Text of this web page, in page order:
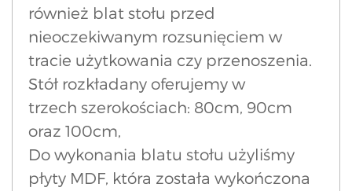
również blat stołu przed
nieoczekiwanym rozsunięciem w
tracie użytkowania czy przenoszenia.
Stół rozkładany oferujemy w
trzech szerokościach: 80cm, 90cm
oraz 100cm,
Do wykonania blatu stołu użyliśmy
płyty MDF, która została wykończona